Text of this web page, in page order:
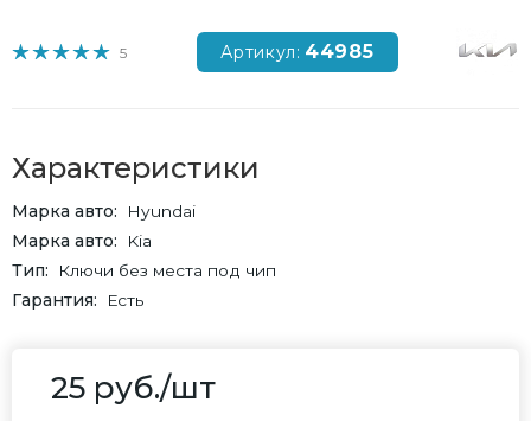
5 Артикул: 44985
Характеристики
Марка авто
Hyundai
Марка авто
Kia
Тип
Ключи без места под чип
Гарантия
Есть
25 руб./шт